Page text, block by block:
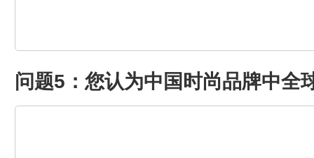
问题5：您认为中国时尚品牌中全